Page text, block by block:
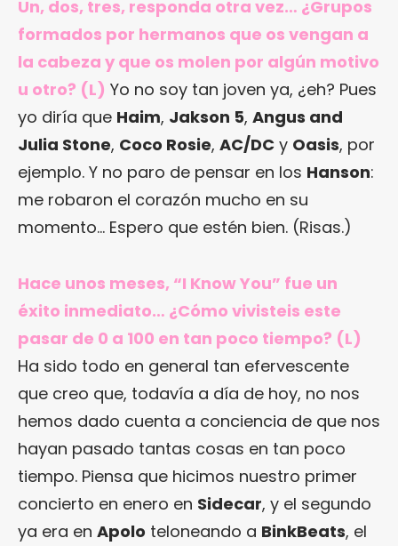
Un, dos, tres, responda otra vez… ¿Grupos
formados por hermanos que os vengan a
la cabeza y que os molen por algún motivo
u otro? (L) Yo no soy tan joven ya, ¿eh? Pues
yo diría que Haim, Jakson 5, Angus and
Julia Stone, Coco Rosie, AC/DC y Oasis, por
ejemplo. Y no paro de pensar en los Hanson:
me robaron el corazón mucho en su
momento… Espero que estén bien. (Risas.)
Hace unos meses, “I Know You” fue un
éxito inmediato… ¿Cómo vivisteis este
pasar de 0 a 100 en tan poco tiempo? (L)
Ha sido todo en general tan efervescente
que creo que, todavía a día de hoy, no nos
hemos dado cuenta a conciencia de que nos
hayan pasado tantas cosas en tan poco
tiempo. Piensa que hicimos nuestro primer
concierto en enero en Sidecar, y el segundo
ya era en Apolo teloneando a BinkBeats, el